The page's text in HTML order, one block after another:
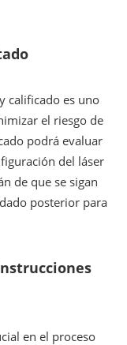
calificado es uno
el riesgo de
podrá evaluar
del láser
de que se sigan
posterior para
en el proceso